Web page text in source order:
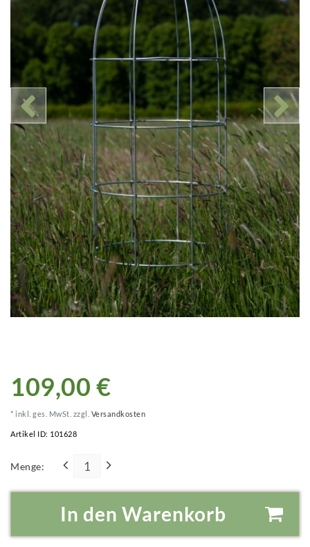
109,00 €
* inkl. ges. MwSt. zzgl. Versandkosten
Artikel ID: 101628
Menge:
In den Warenkorb